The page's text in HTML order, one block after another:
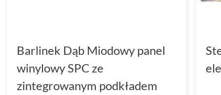
Barlinek Dąb Miodowy panel
winylowy SPC ze
zintegrowanym podkładem